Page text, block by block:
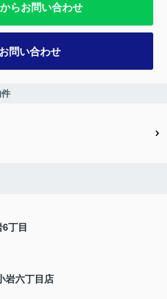
らお問い合わせ
お問い合わせ
丁目
岩六丁目店